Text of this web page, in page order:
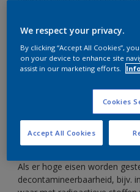
Welke Sikkens coating
stof of bacterie van
van ruimten e.d. Bij het
radioactieve besmetting door
fysische processen, bijv. door
chemicaliën, spreken we van
Als er hoge eisen worden
decontamineerbaarheid, bijv.
We respect your privacy.
By clicking “Accept All Cookies”,
on your device to enhance site
assist in our marketing efforts.
Info
Cookies
Accept All Cookies